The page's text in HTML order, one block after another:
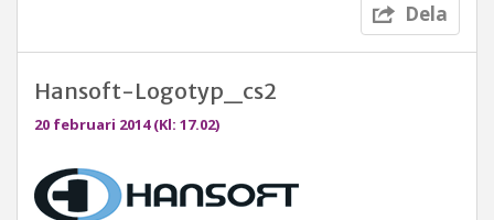
Sponsorer
Vinnare
Dela
Hansoft-Logotyp_cs2
20 februari 2014 (Kl: 17.02)